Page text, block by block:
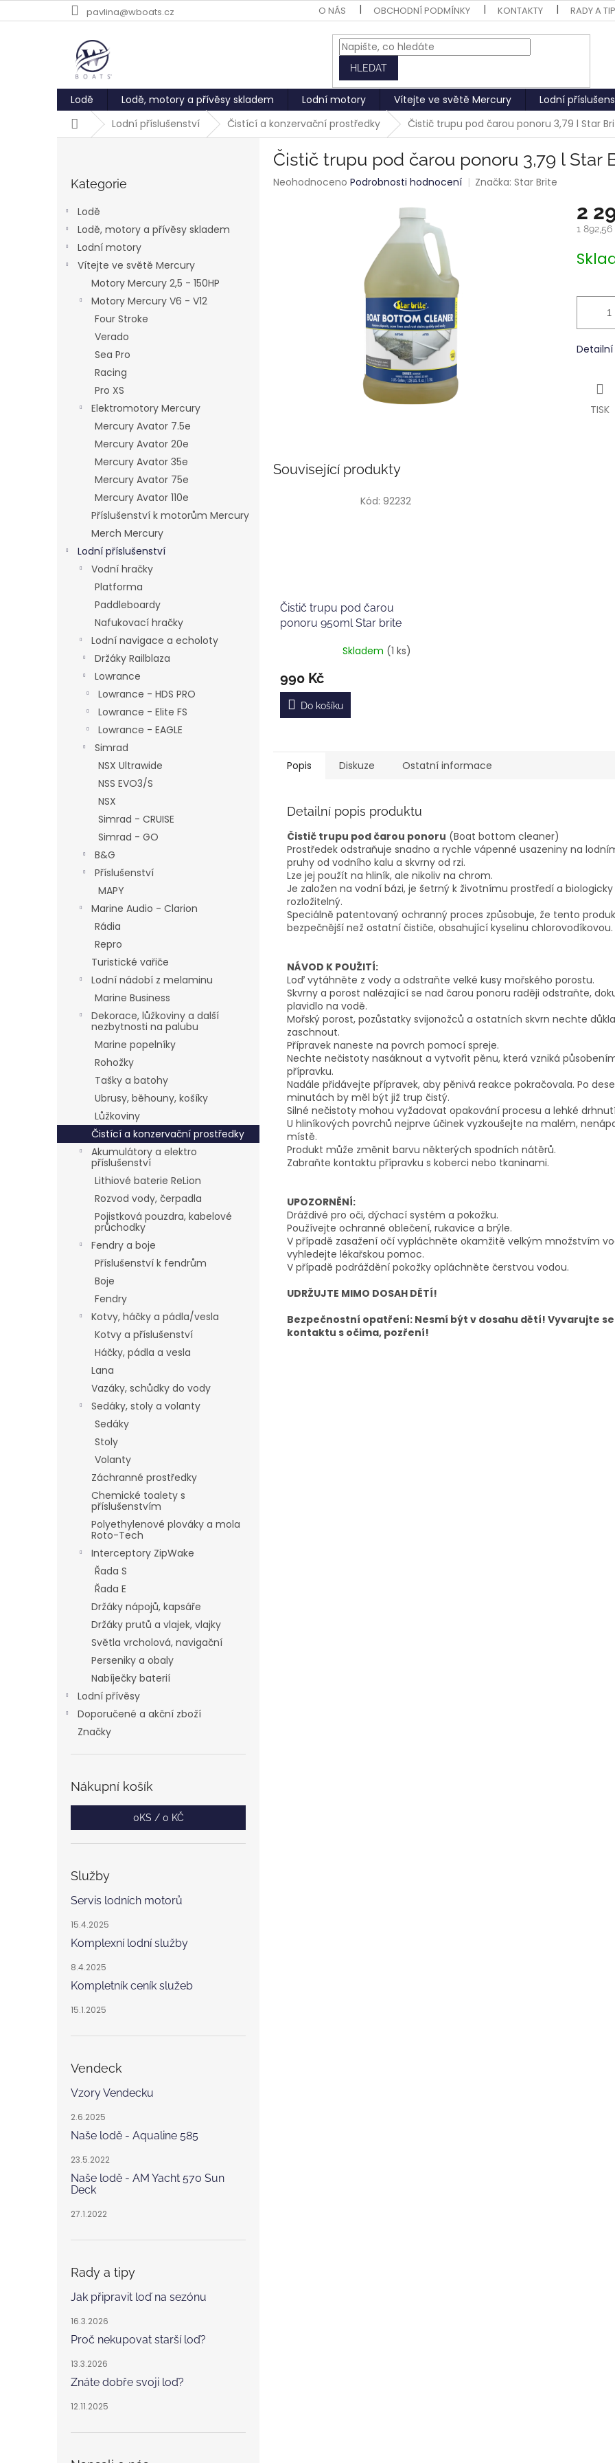
na
pavlina@wboats.cz O NÁS OBCHODNÍ PODMÍNKY KONTAKTY RADY A
HLEDAT
Lodě Lodě, motory a přívěsy skladem Lodní motory Vítejte ve světě Mercury
Lodní
DomůLodní příslušenství Čistící a konzervační prostředky Čistič trupu pod čarou ponoru 3,79 l Star
kategorie
Kategorie
Lodě
Lodě, motory a přívěsy skladem
Lodní motory
Vítejte ve světě Mercury
Motory Mercury 2,5 - 150HP
Motory Mercury V6 - V12
Four Stroke
Verado
Sea Pro
Racing
Pro XS
Elektromotory Mercury
Mercury Avator 7.5e
Mercury Avator 20e
Mercury Avator 35e
Mercury Avator 75e
Mercury Avator 110e
Příslušenství k motorům Mercury
Merch Mercury
Lodní příslušenství
Vodní hračky
Platforma
Paddleboardy
Nafukovací hračky
Lodní navigace a echoloty
Držáky Railblaza
Lowrance
Lowrance - HDS PRO
Lowrance - Elite FS
Lowrance - EAGLE
Simrad
NSX Ultrawide
NSS EVO3/S
NSX
Simrad - CRUISE
Simrad - GO
B&G
Příslušenství
MAPY
Marine Audio - Clarion
Rádia
Repro
Turistické vařiče
Lodní nádobí z melaminu
Marine Business
Dekorace, lůžkoviny a další
nezbytnosti na palubu
Marine popelníky
Rohožky
Tašky a batohy
Ubrusy, běhouny, košíky
Lůžkoviny
Čistící a konzervační prostředky
Akumulátory a elektro
příslušenství
Lithiové baterie ReLion
Rozvod vody, čerpadla
Pojistková pouzdra, kabelové
průchodky
Fendry a boje
Příslušenství k fendrům
Boje
Fendry
Kotvy, háčky a pádla/vesla
Kotvy a příslušenství
Háčky, pádla a vesla
Lana
Vazáky, schůdky do vody
Sedáky, stoly a volanty
Sedáky
Stoly
Volanty
Záchranné prostředky
Chemické toalety s
příslušenstvím
Polyethylenové plováky a mola
Roto-Tech
Interceptory ZipWake
Řada S
Řada E
Držáky nápojů, kapsáře
Držáky prutů a vlajek, vlajky
Světla vrcholová, navigační
Perseniky a obaly
Nabíječky baterií
Lodní přívěsy
Doporučené a akční zboží
Značky
Nákupní košík
0KS / 0 KČ
Služby
Servis lodních motorů
15.4.2025
Komplexní lodní služby
8.4.2025
Kompletník ceník služeb
15.1.2025
Vendeck
Vzory Vendecku
2.6.2025
Naše lodě - Aqualine 585
23.5.2022
Naše lodě - AM Yacht 570 Sun
Deck
27.1.2022
Rady a tipy
Jak připravit loď na sezónu
16.3.2026
Proč nekupovat starší loď?
13.3.2026
Znáte dobře svoji loď?
12.11.2025
Čistič trupu pod čarou ponoru 3,79 l Star
Průměrné
Neohodnoceno Podrobnosti hodnocení Značka:Star Brite
2
1
cena:
TISK
Související produkty
Čistič trupu pod čarou
ponoru 950ml Star brite
Skladem (1 ks)
990 Kč
Do košíku
Kód: 92232
Popis Diskuze Ostatní informace
Detailní popis produktu
Čistič trupu pod čarou ponoru (Boat bottom cleaner)
Prostředek odstraňuje snadno a rychle vápenné usazeniny na
pruhy od vodního kalu a skvrny od rzi.
Lze jej použít na hliník, ale nikoliv na chrom.
Je založen na vodní bázi, je šetrný k životnímu prostředí a biologicky
rozložitelný.
Speciálně patentovaný ochranný proces způsobuje, že tento
bezpečnější než ostatní čističe, obsahující kyselinu chlorovodíkovou.
NÁVOD K POUŽITÍ:
Loď vytáhněte z vody a odstraňte velké kusy mořského porostu.
Skvrny a porost nalézající se nad čarou ponoru raději odstraňte,
plavidlo na vodě.
Mořský porost, pozůstatky svijonožců a ostatních skvrn nechte
zaschnout.
Přípravek naneste na povrch pomocí spreje.
Nechte nečistoty nasáknout a vytvořit pěnu, která vzniká
přípravku.
Nadále přidávejte přípravek, aby pěnivá reakce pokračovala. Po
minutách by měl být již trup čistý.
Silné nečistoty mohou vyžadovat opakování procesu a lehké
U hliníkových povrchů nejprve účinek vyzkoušejte na malém,
místě.
Produkt může změnit barvu některých spodních nátěrů.
Zabraňte kontaktu přípravku s koberci nebo tkaninami.
UPOZORNĚNÍ:
Dráždivé pro oči, dýchací systém a pokožku.
Používejte ochranné oblečení, rukavice a brýle.
V případě zasažení očí vypláchněte okamžitě velkým množstvím
vyhledejte lékařskou pomoc.
V případě podráždění pokožky opláchněte čerstvou vodou.
UDRŽUJTE MIMO DOSAH DĚTÍ!
Bezpečnostní opatření: Nesmí být v dosahu dětí! Vyvarujte se
kontaktu s očima, pozření!